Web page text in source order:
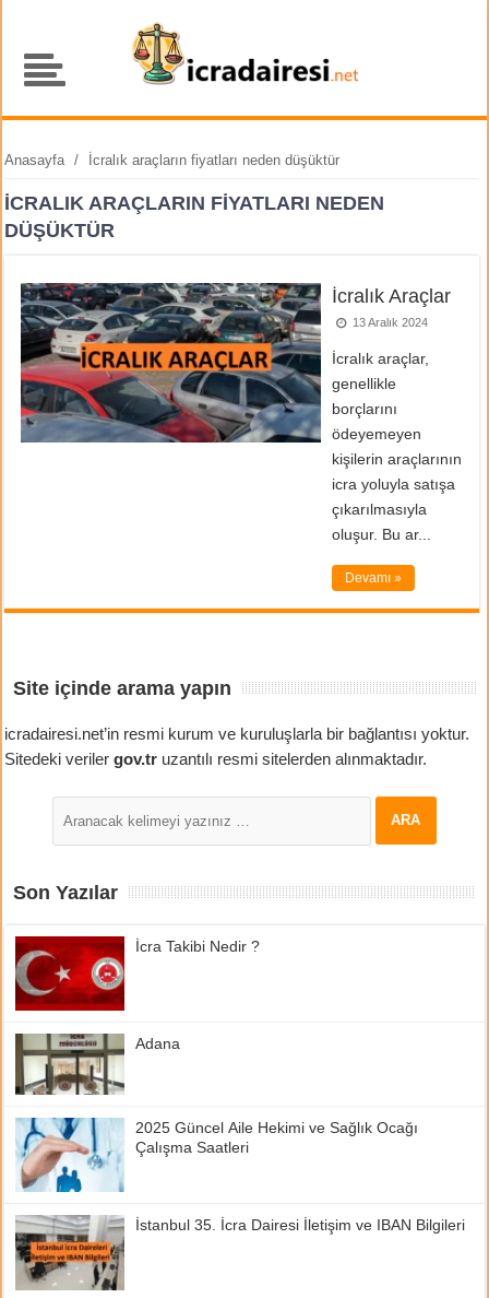
Anasayfa / İcralık araçların fiyatları neden düşüktür
İCRALIK ARAÇLARIN FIYATLARI NEDEN
DÜŞÜKTÜR
İcralık Araçlar
13 Aralık 2024
İcralık araçlar,
genellikle
borçlarını
ödeyemeyen
kişilerin araçlarının
icra yoluyla satışa
çıkarılmasıyla
oluşur. Bu ar...
Devamı »
Site içinde arama yapın
icradairesi.net’in resmi kurum ve kuruluşlarla bir bağlantısı yoktur.
Sitedeki verilergov.tr uzantılı resmi sitelerden alınmaktadır.
Son Yazılar
İcra Takibi Nedir ?
Adana
2025 Güncel Aile Hekimi ve Sağlık Ocağı
Çalışma Saatleri
İstanbul 35. İcra Dairesi İletişim ve IBAN Bilgileri